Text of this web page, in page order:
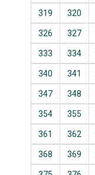
319 320
326 327
333 334
340 341
347 348
354 355
361 362
368 369